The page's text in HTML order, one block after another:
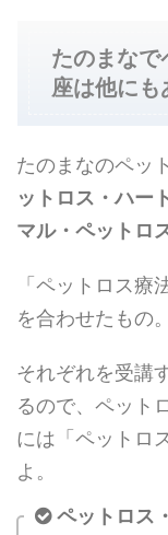
たのまな
座は他にも
たのまなのペッ
ットロス・ハー
マル・ペットロ
「ペットロス
を合わせたもの。
それぞれを受講
るので、ペット
には「ペットロ
よ。
ペットロス